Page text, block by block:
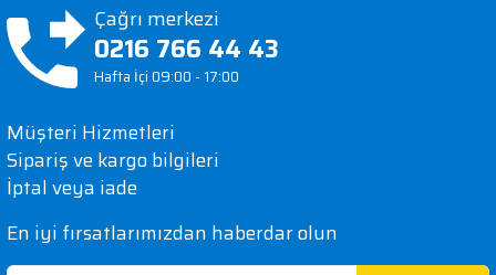
Bağlantı noktası sayısı
1 x NBASE-T (RJ45)
PCIe ve Şeritler
İletim Hızları
5Gbps/ 2,5Gbps/ 1Gbps/
Görüş ve önerileriniz için teşekkür ederiz.
Ürün resmi kalitesiz, bozuk veya görüntülenemiyor.
Ürün bilgilerinde hatalar bulunuyor.
Ürün fiyatı diğer sitelerden daha pahalı.
Bu ürüne benzer farklı alternatifler olmalı.
Çağrı merkezi
0216 766 44 43
Hafta İçi 09:00 - 17:00
Müşteri Hizmetleri
Sipariş ve kargo bilgileri
İptal veya iade
En iyi fırsatlarımızdan haberdar olun